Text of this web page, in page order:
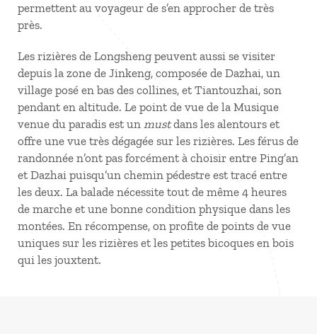
permettent au voyageur de s’en approcher de très
près.
Les rizières de Longsheng peuvent aussi se visiter
depuis la zone de Jinkeng, composée de Dazhai, un
village posé en bas des collines, et Tiantouzhai, son
pendant en altitude. Le point de vue de la Musique
venue du paradis est un mustdans les alentours et
offre une vue très dégagée sur les rizières. Les férus de
randonnée n’ont pas forcément à choisir entre Ping’an
et Dazhai puisqu’un chemin pédestre est tracé entre
les deux. La balade nécessite tout de même 4 heures
de marche et une bonne condition physique dans les
montées. En récompense, on profite de points de vue
uniques sur les rizières et les petites bicoques en bois
qui les jouxtent.